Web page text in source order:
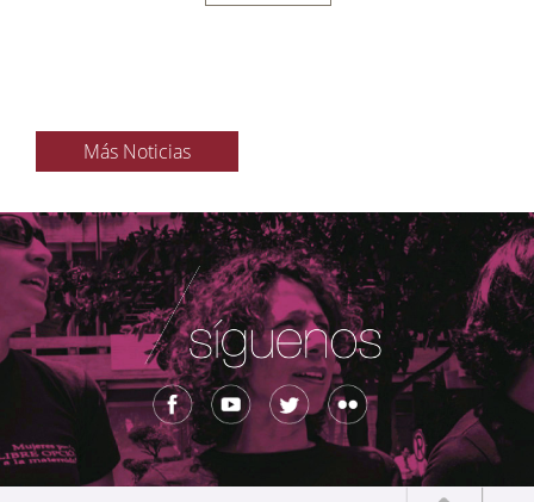
Más Noticias